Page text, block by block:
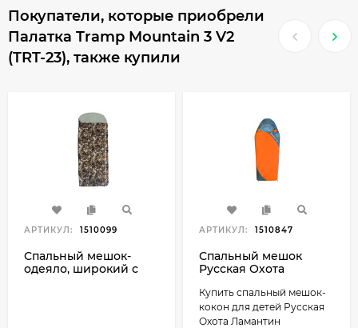
Покупатели, которые приобрели
Палатка Tramp Mountain 3 V2
(TRT-23), также купили
АРТИКУЛ: 1510099
Спальный мешок-
одеяло, широкий с
АРТИКУЛ: 1510847
Спальный мешок
Русская Охота
Купить спальный мешок-
кокон для детей Русская
Охота Ламантин